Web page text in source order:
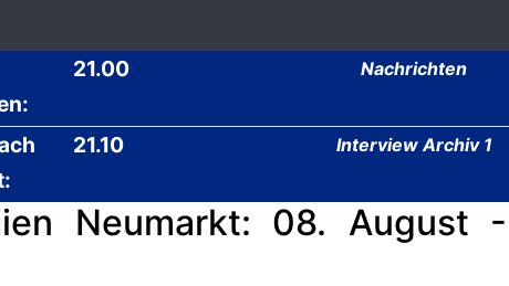
21.00 Nachrichten
21.10 Interview Archiv 1
Neumarkt: 08. August